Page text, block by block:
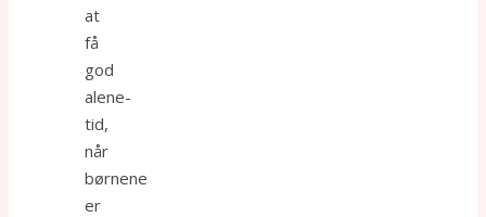
at
få
god
alene-
tid,
når
børnene
er